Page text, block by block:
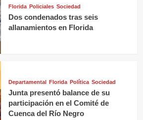
Florida Policiales Sociedad
Dos condenados tras seis
allanamientos en Florida
Departamental Florida Política Sociedad
Junta presentó balance de su
participación en el Comité de
Cuenca del Río Negro